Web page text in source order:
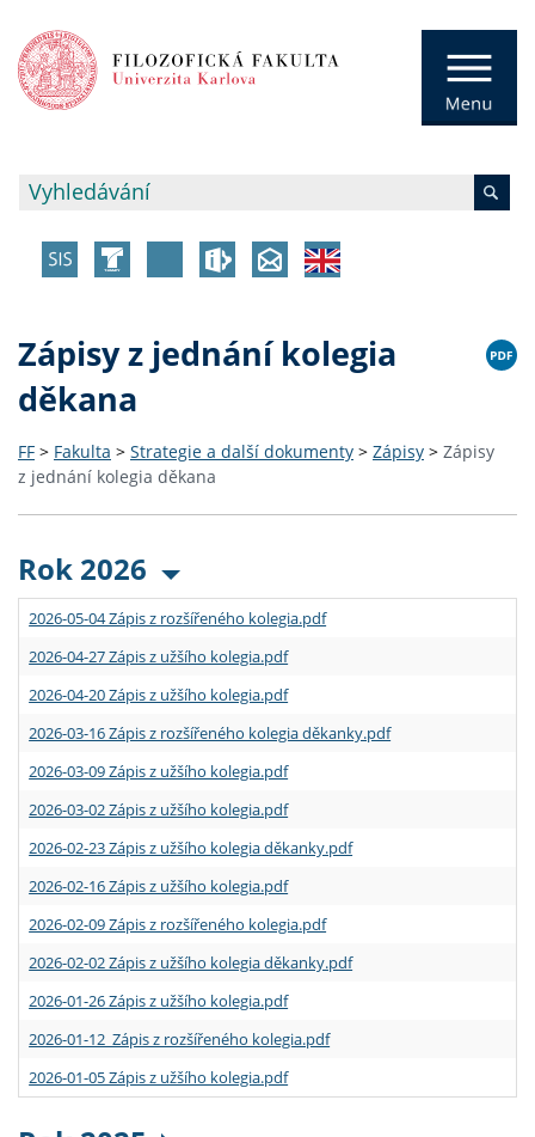
Zápisy z jednání kolegia
děkana
FF > Fakulta > Strategie a další dokumenty > Zápisy > Zápisy
z jednání kolegia děkana
Rok 2026
2026-05-04 Zápis z rozšířeného kolegia.pdf
2026-04-27 Zápis z užšího kolegia.pdf
2026-04-20 Zápis z užšího kolegia.pdf
2026-03-16 Zápis z rozšířeného kolegia děkanky.pdf
2026-03-09 Zápis z užšího kolegia.pdf
2026-03-02 Zápis z užšího kolegia.pdf
2026-02-23 Zápis z užšího kolegia děkanky.pdf
2026-02-16 Zápis z užšího kolegia.pdf
2026-02-09 Zápis z rozšířeného kolegia.pdf
2026-02-02 Zápis z užšího kolegia děkanky.pdf
2026-01-26 Zápis z užšího kolegia.pdf
2026-01-12 Zápis z rozšířeného kolegia.pdf
2026-01-05 Zápis z užšího kolegia.pdf